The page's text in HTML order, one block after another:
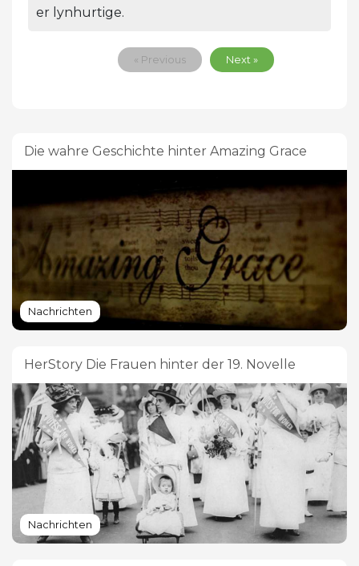
er lynhurtige.
« Previous Next »
Die wahre Geschichte hinter Amazing Grace
Nachrichten
HerStory Die Frauen hinter der 19. Novelle
Nachrichten